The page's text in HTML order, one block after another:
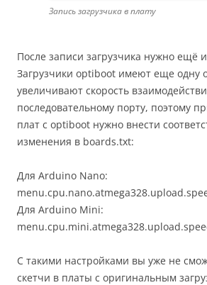
Запись загрузчика в плату
После записи загрузчика нужно ещё
Загрузчики optiboot имеют еще одну
увеличивают скорость
последовательному порту, поэтому
плат с optiboot нужно внести
изменения в boards.txt:
Для Arduino Nano:
Для Arduino Mini:
С такими настройками вы уже не
скетчи в платы с оригинальным